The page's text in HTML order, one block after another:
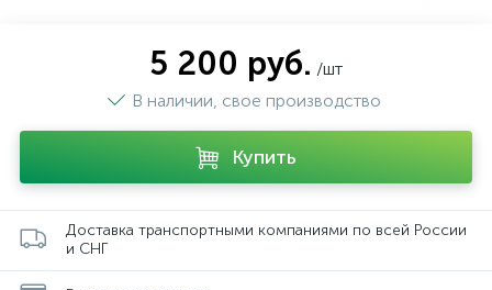
5 200 руб. /шт
В наличии, свое производство
Купить
Доставка транспортными компаниями по всей России
и СНГ